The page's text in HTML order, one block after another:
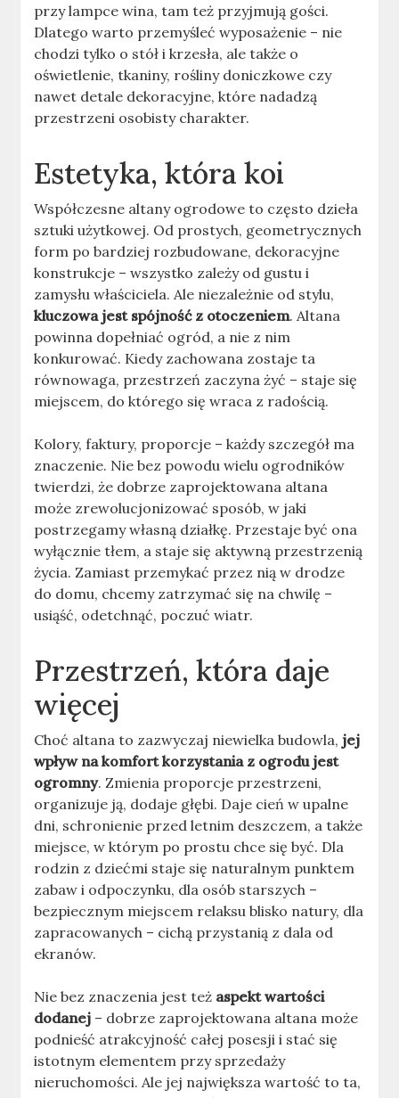
przy lampce wina, tam też przyjmują gości.
Dlatego warto przemyśleć wyposażenie – nie
chodzi tylko o stół i krzesła, ale także o
oświetlenie, tkaniny, rośliny doniczkowe czy
nawet detale dekoracyjne, które nadadzą
przestrzeni osobisty charakter.
Estetyka, która koi
Współczesne altany ogrodowe to często dzieła
sztuki użytkowej. Od prostych, geometrycznych
form po bardziej rozbudowane, dekoracyjne
konstrukcje – wszystko zależy od gustu i
zamysłu właściciela. Ale niezależnie od stylu,
kluczowa jest spójność z otoczeniem. Altana
powinna dopełniać ogród, a nie z nim
konkurować. Kiedy zachowana zostaje ta
równowaga, przestrzeń zaczyna żyć – staje się
miejscem, do którego się wraca z radością.
Kolory, faktury, proporcje – każdy szczegół ma
znaczenie. Nie bez powodu wielu ogrodników
twierdzi, że dobrze zaprojektowana altana
może zrewolucjonizować sposób, w jaki
postrzegamy własną działkę. Przestaje być ona
wyłącznie tłem, a staje się aktywną przestrzenią
życia. Zamiast przemykać przez nią w drodze
do domu, chcemy zatrzymać się na chwilę –
usiąść, odetchnąć, poczuć wiatr.
Przestrzeń, która daje
więcej
Choć altana to zazwyczaj niewielka budowla, jej
wpływ na komfort korzystania z ogrodu jest
ogromny. Zmienia proporcje przestrzeni,
organizuje ją, dodaje głębi. Daje cień w upalne
dni, schronienie przed letnim deszczem, a także
miejsce, w którym po prostu chce się być. Dla
rodzin z dziećmi staje się naturalnym punktem
zabaw i odpoczynku, dla osób starszych –
bezpiecznym miejscem relaksu blisko natury, dla
zapracowanych – cichą przystanią z dala od
ekranów.
Nie bez znaczenia jest też aspekt wartości
dodanej – dobrze zaprojektowana altana może
podnieść atrakcyjność całej posesji i stać się
istotnym elementem przy sprzedaży
nieruchomości. Ale jej największa wartość to ta,